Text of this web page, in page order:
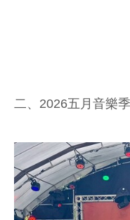
二、2026五月音樂